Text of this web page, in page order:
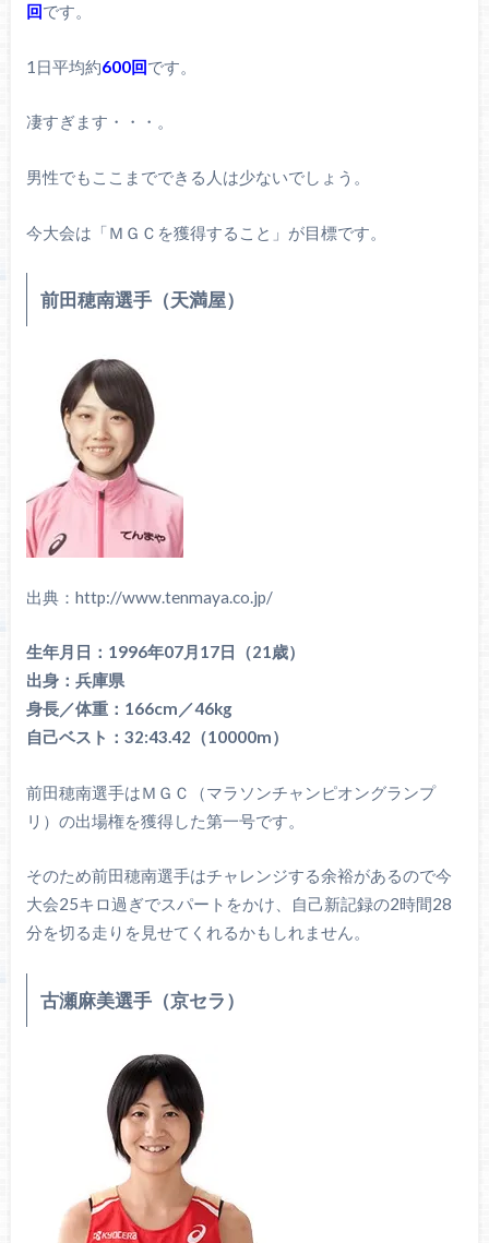
回です。
1日平均約600回です。
凄すぎます・・・。
男性でもここまでできる人は少ないでしょう。
今大会は「ＭＧＣを獲得すること」が目標です。
前田穂南選手（天満屋）
出典：http://www.tenmaya.co.jp/
生年月日：1996年07月17日（21歳）
出身：兵庫県
身長／体重：166cm／46kg
自己ベスト：32:43.42（10000m）
前田穂南選手はＭＧＣ（マラソンチャンピオングランプ
リ）の出場権を獲得した第一号です。
そのため前田穂南選手はチャレンジする余裕があるので今
大会25キロ過ぎでスパートをかけ、自己新記録の2時間28
分を切る走りを見せてくれるかもしれません。
古瀬麻美選手（京セラ）